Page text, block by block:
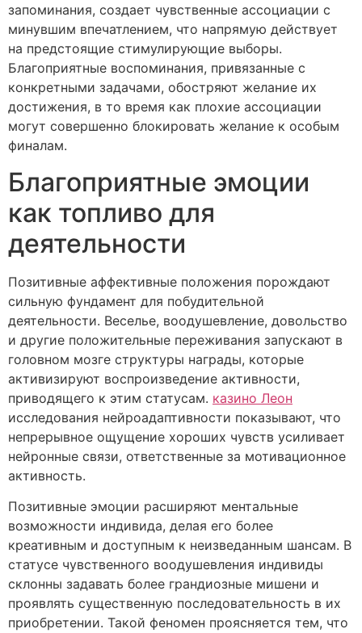
запоминания, создает чувственные ассоциации с
минувшим впечатлением, что напрямую действует
на предстоящие стимулирующие выборы.
Благоприятные воспоминания, привязанные с
конкретными задачами, обостряют желание их
достижения, в то время как плохие ассоциации
могут совершенно блокировать желание к особым
финалам.
Благоприятные эмоции
как топливо для
деятельности
Позитивные аффективные положения порождают
сильную фундамент для побудительной
деятельности. Веселье, воодушевление, довольство
и другие положительные переживания запускают в
головном мозге структуры награды, которые
активизируют воспроизведение активности,
приводящего к этим статусам. казино Леон
исследования нейроадаптивности показывают, что
непрерывное ощущение хороших чувств усиливает
нейронные связи, ответственные за мотивационное
активность.
Позитивные эмоции расширяют ментальные
возможности индивида, делая его более
креативным и доступным к неизведанным шансам. В
статусе чувственного воодушевления индивиды
склонны задавать более грандиозные мишени и
проявлять существенную последовательность в их
приобретении. Такой феномен проясняется тем, что